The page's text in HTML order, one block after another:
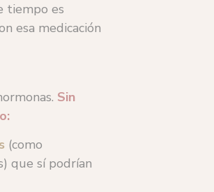
tiempo es
esa medicación
Sin
(como
que sí podrían